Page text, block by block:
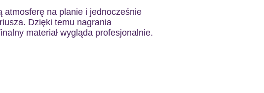
atmosferę na planie i jednocześnie
Dzięki temu nagrania
materiał wygląda profesjonalnie.